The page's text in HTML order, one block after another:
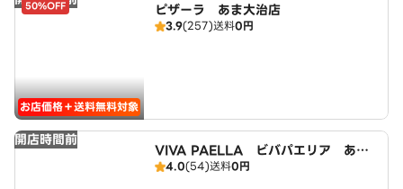
50%OFF
お店価格＋送料無料対象
ピザーラ あま大治店
3.9(257)送料0円
開店時間前
VIVA PAELLA ビバパエリア あま
大治店
4.0(54)送料0円